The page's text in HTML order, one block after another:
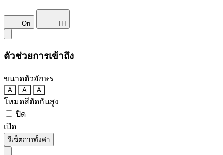
On TH
ตัวช่วยการเข้าถึง
ขนาดตัวอักษร
A A A
โหมดสีตัดกันสูง
ปิด
เปิด
รีเซ็ตการตั้งค่า